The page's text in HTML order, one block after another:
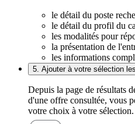
le détail du poste
le détail du profil du
les modalités pour
la présentation de
les informations
5. Ajouter à votre sélection
Depuis la page de résultats
d'une offre consultée, vous
votre choix à votre